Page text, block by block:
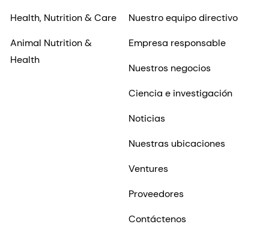
Health, Nutrition & Care
Animal Nutrition &
Health
Nuestro equipo directivo
Empresa responsable
Nuestros negocios
Ciencia e investigación
Noticias
Nuestras ubicaciones
Ventures
Proveedores
Contáctenos